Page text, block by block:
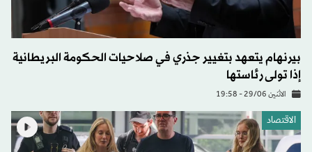
بيرنهام يتعهد بتغيير جذري في صلاحيات الحكومة البريطانية
إذا تولى رئاستها
الاثنين 29/06 - 19:58
الاقتصاد